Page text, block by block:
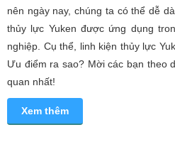
nên ngày nay, chúng ta có thể dễ
thủy lực Yuken được ứng dụng
nghiệp. Cụ thể, linh kiện thủy lực
Ưu điểm ra sao? Mời các bạn theo
quan nhất!
Xem thêm